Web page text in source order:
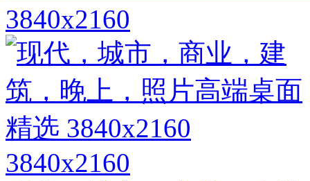
3840x2160
3840x2160